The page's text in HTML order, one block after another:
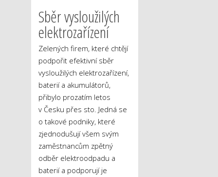
Sběr vysloužilých
elektrozařízení
Zelených firem, které chtějí
podpořit efektivní sběr
vysloužilých elektrozařízení,
baterií a akumulátorů,
přibylo prozatím letos
v Česku přes sto. Jedná se
o takové podniky, které
zjednodušují všem svým
zaměstnancům zpětný
odběr elektroodpadu a
baterií a podporují je